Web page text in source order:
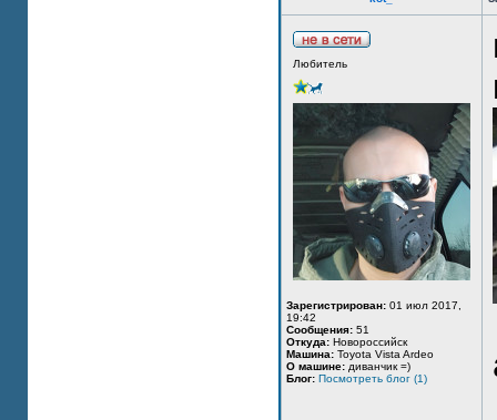
Любитель
Зарегистрирован: 01 июл 2017,
19:42
Сообщения: 51
Откуда: Новороссийск
Машина: Toyota Vista Ardeo
О машине: диванчик =)
Блог: Посмотреть блог (1)